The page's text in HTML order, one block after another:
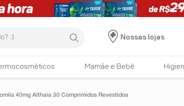
Nossas lojas
Mamãe e Bebê
40mg Althaia 30 Comprimidos Revestidos